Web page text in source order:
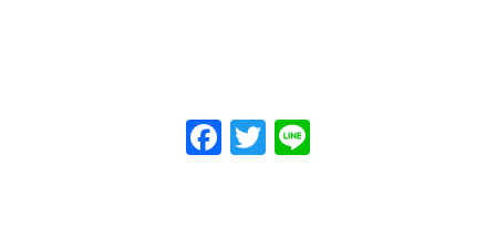
Facebook
Twitter